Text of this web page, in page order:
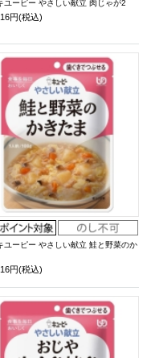
ユーピー やさしい献立 肉じゃが2
円(税込)
ユーピー やさしい献立 鮭と野菜のか
円(税込)